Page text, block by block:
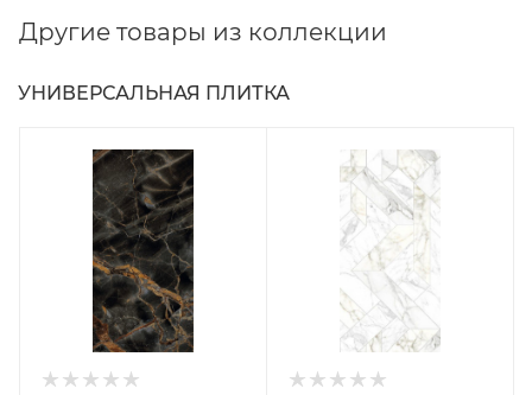
Другие товары из коллекции
УНИВЕРСАЛЬНАЯ ПЛИТКА